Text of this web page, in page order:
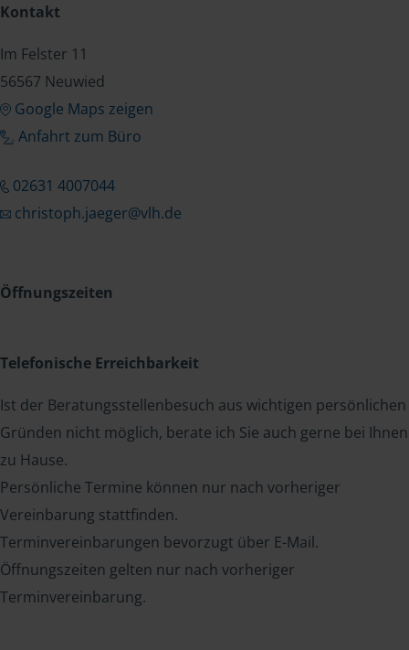
Kontakt
Im Felster 11
56567 Neuwied
Google Maps zeigen
Anfahrt zum Büro
02631 4007044
christoph.jaeger@vlh.de
Öffnungszeiten
Telefonische Erreichbarkeit
Ist der Beratungsstellenbesuch aus wichtigen persönlichen
Gründen nicht möglich, berate ich Sie auch gerne bei Ihnen
zu Hause.
Persönliche Termine können nur nach vorheriger
Vereinbarung stattfinden.
Terminvereinbarungen bevorzugt über E-Mail.
Öffnungszeiten gelten nur nach vorheriger
Terminvereinbarung.